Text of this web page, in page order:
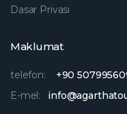
Dasar Privasi
Maklumat
telefon:
+90
E-mel: